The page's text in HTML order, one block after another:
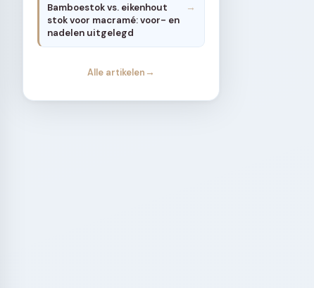
Bamboestok vs. eikenhout
stok voor macramé: voor- en
nadelen uitgelegd
Alle artikelen